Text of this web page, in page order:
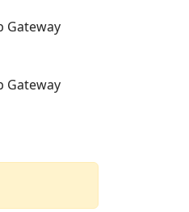
Gateway
Gateway